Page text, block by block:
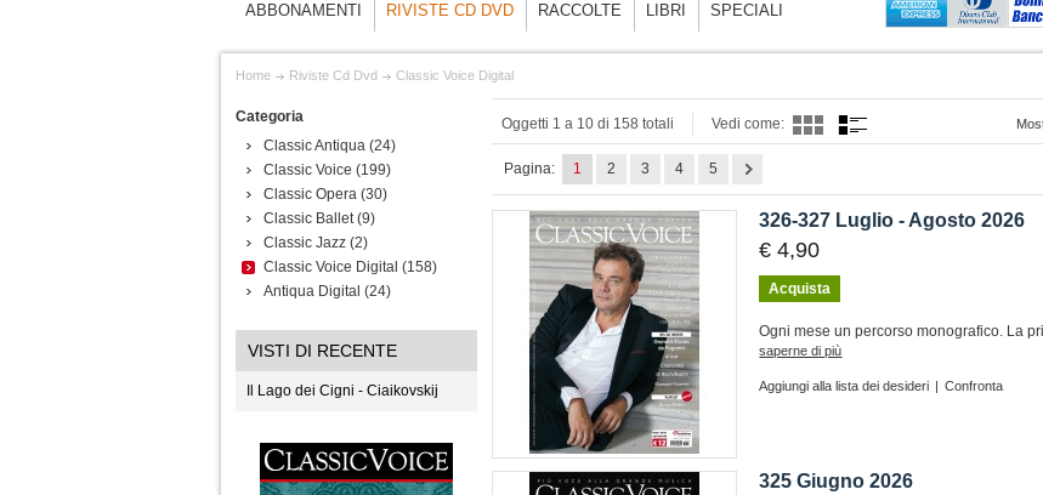
ABBONAMENTI RIVISTE CD DVD RACCOLTE LIBRI SPECIALI
Home Riviste Cd Dvd Classic Voice Digital
Categoria
Classic Antiqua (24)
Classic Voice (199)
Classic Opera (30)
Classic Ballet(9)
Classic Jazz (2)
Classic Voice Digital (158)
Antiqua Digital (24)
VISTI DI RECENTE
Il Lago dei Cigni - Ciaikovskij
Oggetti 1 a 10 di 158 totali Vedi come:
Pagina: 1 2 3 4 5
326-327 Luglio - Agosto 2026
€ 4,90
Acquista
Ogni mese un percorso monografico. La
saperne di più
Aggiungi alla lista dei desideri | Confronta
325 Giugno 2026